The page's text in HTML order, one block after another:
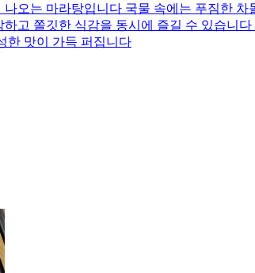
오는 마라탕입니다 국물 속에는 푸짐한
고 쫄깃한 식감을 동시에 즐길 수 있습니
한 맛이 가득 퍼집니다